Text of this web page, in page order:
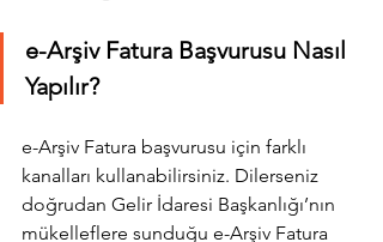
e-Arşiv Fatura Başvurusu Nasıl
Yapılır?
e-Arşiv Fatura başvurusu için farklı
kanalları kullanabilirsiniz. Dilerseniz
doğrudan Gelir İdaresi Başkanlığı’nın
mükelleflere sunduğu e-Arşiv Fatura